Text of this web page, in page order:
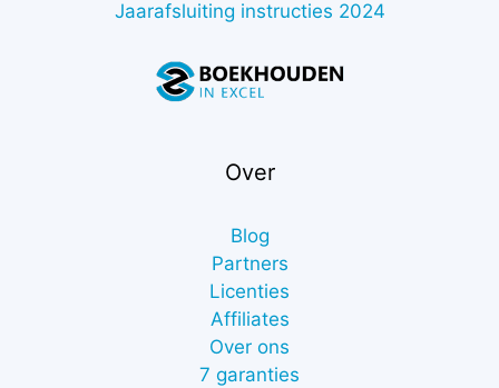
Jaarafsluiting instructies 2024
Over
Blog
Partners
Licenties
Affiliates
Over ons
7 garanties